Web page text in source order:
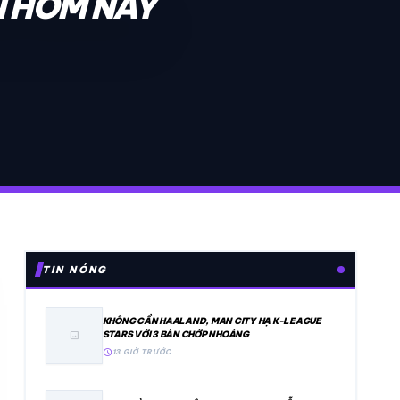
TIN NÓNG
image
KHÔNG CẦN HAALAND, MAN CITY HẠ K-LEAGUE
STARS VỚI 3 BÀN CHỚP NHOÁNG
schedule13 GIỜ TRƯỚC